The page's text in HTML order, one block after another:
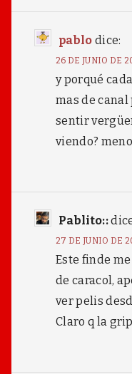
pablo dice:
26 DE JUNIO DE
y porqué
mas de
sentir
viendo?
Pablito::
27 DE JUNIO DE
Este finde
de caracol,
ver pelis
Claro q la